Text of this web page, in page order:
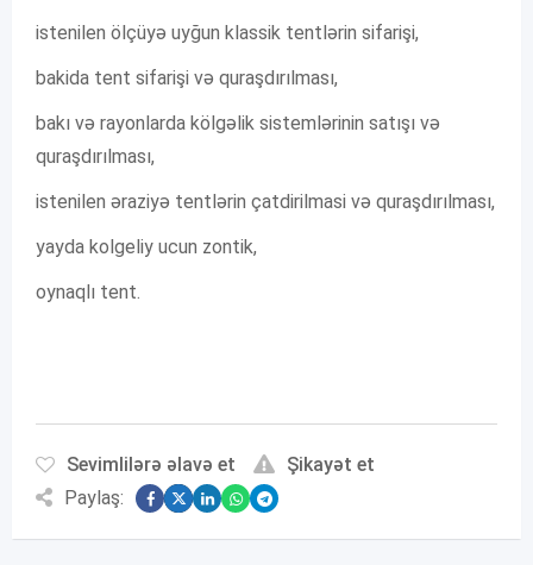
istenilen ölçüyə uyğun klassik tentlərin sifarişi,
bakida tent sifarişi və quraşdırılması,
bakı və rayonlarda kölgəlik sistemlərinin satışı və
quraşdırılması,
istenilen əraziyə tentlərin çatdirilmasi və quraşdırılması,
yayda kolgeliy ucun zontik,
oynaqlı tent.
Sevimlilərə əlavə et
Şikayət et
Paylaş: